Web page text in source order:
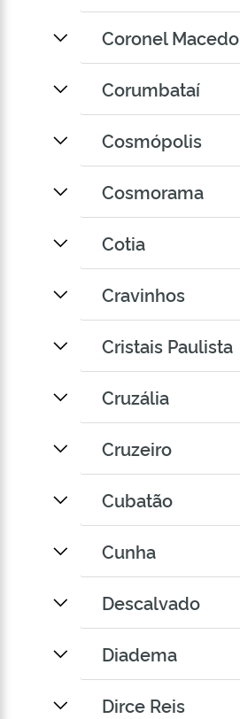
Coronel Macedo
Corumbataí
Cosmópolis
Cosmorama
Cotia
Cravinhos
Cristais Paulista
Cruzália
Cruzeiro
Cubatão
Cunha
Descalvado
Diadema
Dirce Reis